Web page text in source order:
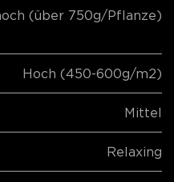
(über 750g/Pflanze)
Hoch (450-600g/m2)
Mittel
Relaxing